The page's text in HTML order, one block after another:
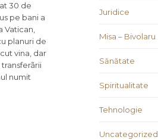
30 de
pe bani a
planuri de
vina, dar
numit
Juridice
Misa – Bivolaru
Sănătate
Spiritualitate
Tehnologie
Uncategorized